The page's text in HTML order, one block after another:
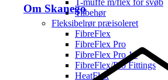
Om SkanegoTilbehør
Fleksibelrør præisoleret
FibreFlex
FibreFlex Pro
FibreFlex Pro 16
FibreFlex/Pro Fittings
HeatFlex